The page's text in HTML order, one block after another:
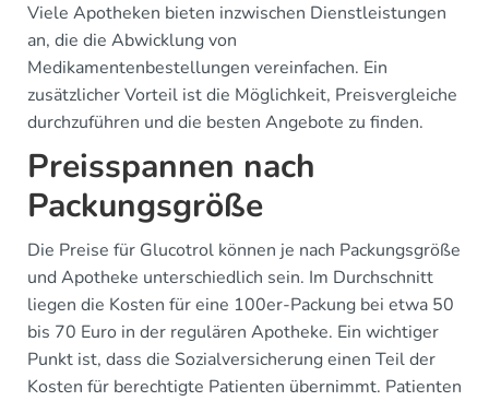
Viele Apotheken bieten inzwischen Dienstleistungen
an, die die Abwicklung von
Medikamentenbestellungen vereinfachen. Ein
zusätzlicher Vorteil ist die Möglichkeit, Preisvergleiche
durchzuführen und die besten Angebote zu finden.
Preisspannen nach
Packungsgröße
Die Preise für Glucotrol können je nach Packungsgröße
und Apotheke unterschiedlich sein. Im Durchschnitt
liegen die Kosten für eine 100er-Packung bei etwa 50
bis 70 Euro in der regulären Apotheke. Ein wichtiger
Punkt ist, dass die Sozialversicherung einen Teil der
Kosten für berechtigte Patienten übernimmt. Patienten